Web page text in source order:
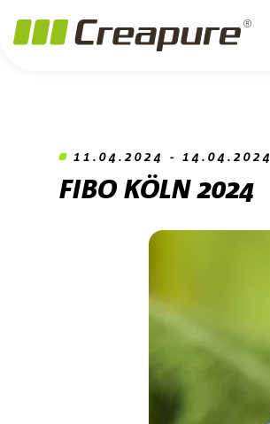
11.04.2024 - 14.04.2024
FIBO KÖLN 2024